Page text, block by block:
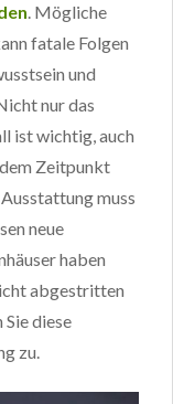
. Mögliche
fatale Folgen
und
nur das
ist wichtig, auch
Zeitpunkt
muss
neue
haben
abgestritten
diese
zu.